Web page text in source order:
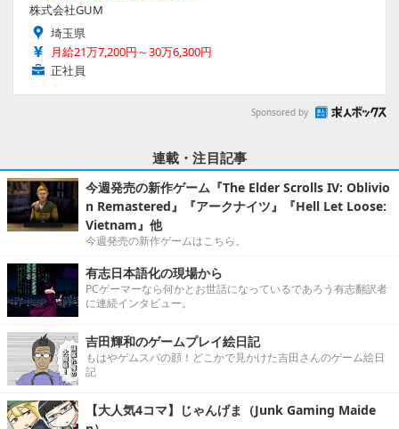
株式会社GUM
埼玉県
月給21万7,200円～30万6,300円
正社員
Sponsored by
連載・注目記事
今週発売の新作ゲーム『The Elder Scrolls IV: Oblivio
n Remastered』『アークナイツ』『Hell Let Loose:
Vietnam』他
今週発売の新作ゲームはこちら。
有志日本語化の現場から
PCゲーマーなら何かとお世話になっているであろう有志翻訳者
に連続インタビュー。
吉田輝和のゲームプレイ絵日記
もはやゲムスパの顔！どこかで見かけた吉田さんのゲーム絵日
記
【大人気4コマ】じゃんげま（Junk Gaming Maide